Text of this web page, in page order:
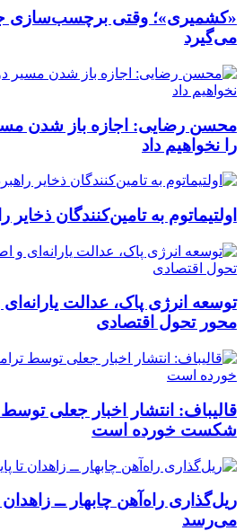
«کشمیری»؛ وقتی برچسب‌سازی
می‌گیرد
محسن رضایی: اجازه باز شدن
را نخواهیم داد
اولتیماتوم به تامین‌کنندگان ذخایر
توسعه انرژی پاک، عدالت
محور تحول اقتصادی
قالیباف: انتشار اخبار جعلی
شکست خورده است
ریل‌گذاری راه‌آهن چابهار ــ زاهدان
می‌رسد